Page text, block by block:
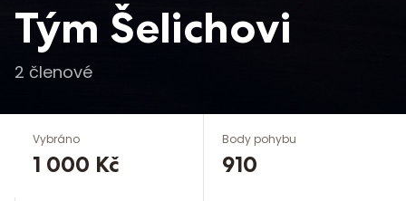
Tým Šelichovi
2 členové
Vybráno
1 000 Kč
Body pohybu
910